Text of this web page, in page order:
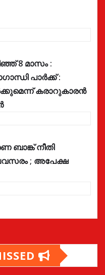
8 മാസം :
പാർക്ക് :
കരാറുകാരൻ
നീതി
; അപേക്ഷ